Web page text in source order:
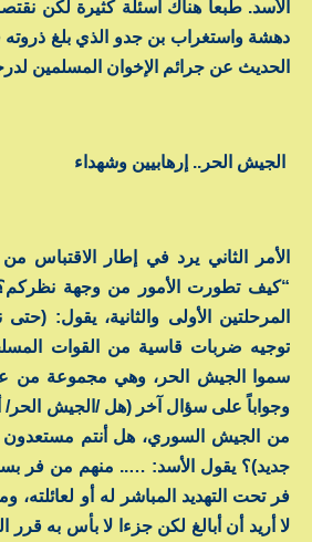
الأسد. طبعاً هناك أسئلة كثيرة لكن
دهشة واستغراب بن جدو الذي بلغ ذروته
الحديث عن جرائم الإخوان المسلمين
الجيش الحر.. إرهابيين وشهداء
الأمر الثاني يرد في إطار الاقتباس
“كيف تطورت الأمور من وجهة
توجيه ضربات قاسية من القوات
سموا الجيش الحر، وهي مجموعة من
وجواباً على سؤال آخر (هل /الجيش الحر/
من الجيش السوري، هل أنتم مستعدون
جديد)؟ يقول الأسد: ….. منهم من فر
فر تحت التهديد المباشر له أو
لا أريد أن أبالغ لكن جزءا لا بأس به قرر